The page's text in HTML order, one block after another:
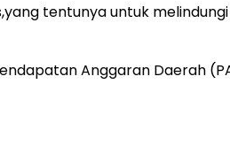
tentunya untuk
Anggaran Daerah